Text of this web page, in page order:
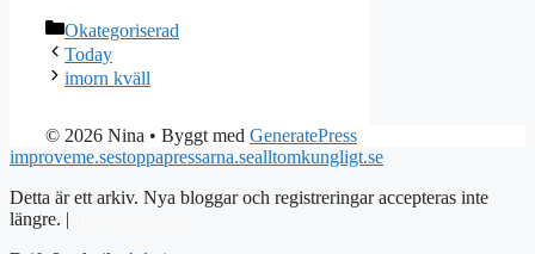
Kategorier
Okategoriserad
Today
imorn kväll
© 2026 Nina • Byggt med GeneratePress
improveme.sestoppapressarna.sealltomkungligt.se
Detta är ett arkiv. Nya bloggar och registreringar accepteras inte
längre. |